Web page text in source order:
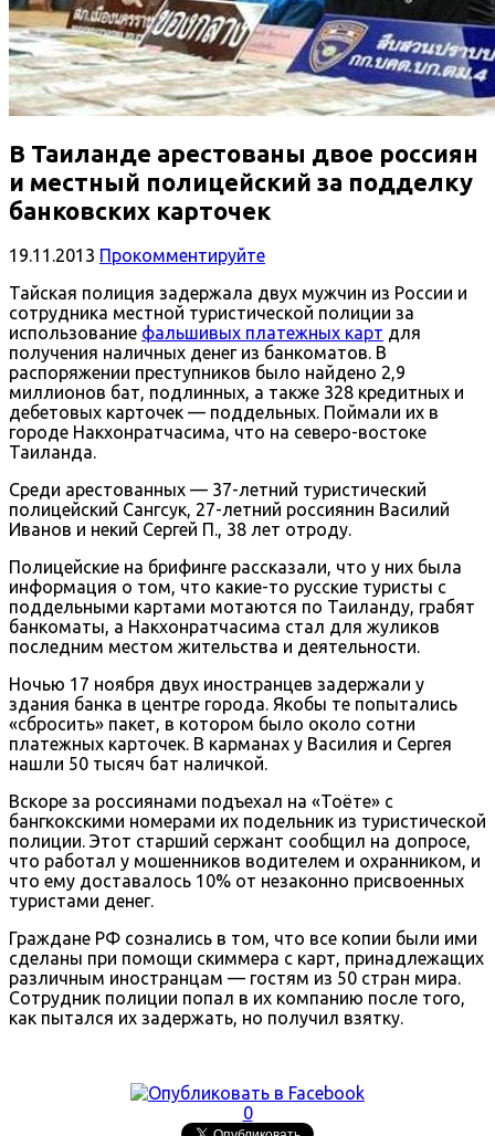
В Таиланде арестованы двое россиян
и местный полицейский за подделку
банковских карточек
19.11.2013 Прокомментируйте
Тайская полиция задержала двух мужчин из России и
сотрудника местной туристической полиции за
использование фальшивых платежных карт для
получения наличных денег из банкоматов. В
распоряжении преступников было найдено 2,9
миллионов бат, подлинных, а также 328 кредитных и
дебетовых карточек — поддельных. Поймали их в
городе Накхонратчасима, что на северо-востоке
Таиланда.
Среди арестованных — 37-летний туристический
полицейский Сангсук, 27-летний россиянин Василий
Иванов и некий Сергей П., 38 лет отроду.
Полицейские на брифинге рассказали, что у них была
информация о том, что какие-то русские туристы с
поддельными картами мотаются по Таиланду, грабят
банкоматы, а Накхонратчасима стал для жуликов
последним местом жительства и деятельности.
Ночью 17 ноября двух иностранцев задержали у
здания банка в центре города. Якобы те попытались
«сбросить» пакет, в котором было около сотни
платежных карточек. В карманах у Василия и Сергея
нашли 50 тысяч бат наличкой.
Вскоре за россиянами подъехал на «Тоёте» с
бангкокскими номерами их подельник из туристической
полиции. Этот старший сержант сообщил на допросе,
что работал у мошенников водителем и охранником, и
что ему доставалось 10% от незаконно присвоенных
туристами денег.
Граждане РФ сознались в том, что все копии были ими
сделаны при помощи скиммера с карт, принадлежащих
различным иностранцам — гостям из 50 стран мира.
Сотрудник полиции попал в их компанию после того,
как пытался их задержать, но получил взятку.
0